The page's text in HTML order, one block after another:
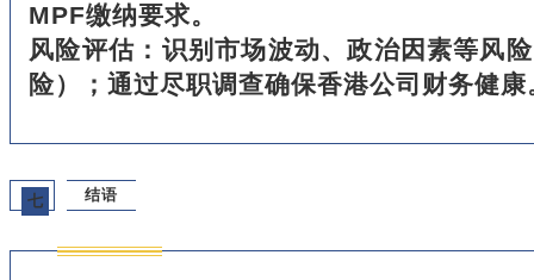
MPF缴纳要求。
风险评估‌：识别市场波动、政治因素等风
险）；通过尽职调查确保香港公司财务健康
七 结语